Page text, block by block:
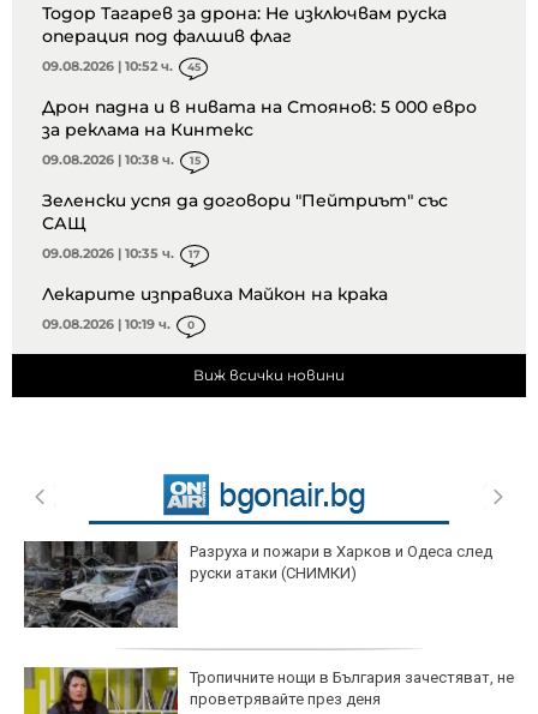
Тодор Тагарев за дрона: Не изключвам руска
операция под фалшив флаг
09.08.2026 | 10:52 ч. 45
Дрон падна и в нивата на Стоянов: 5 000 евро
за реклама на Кинтекс
09.08.2026 | 10:38 ч. 15
Зеленски успя да договори "Пейтриът" със
САЩ
09.08.2026 | 10:35 ч. 17
Лекарите изправиха Майкон на крака
09.08.2026 | 10:19 ч. 0
Виж всички новини
Разруха и пожари в Харков и Одеса след
руски атаки (СНИМКИ)
Тропичните нощи в България зачестяват, не
проветрявайте през деня